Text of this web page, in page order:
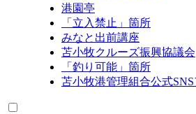
港園亭
「立入禁止」箇所
みなと出前講座
苫小牧クルーズ振興協議会
「釣り可能」箇所
苫小牧港管理組合公式SNS